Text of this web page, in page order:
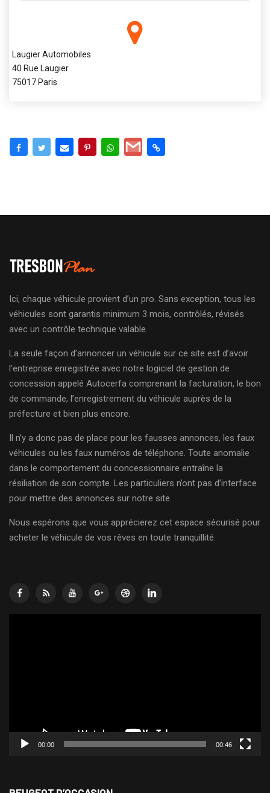
Laugier Automobiles
40 Rue Laugier
75017 Paris
Ici, chaque véhicule provient d’un pro. Sans exception, tous les
véhicules sont garantis minimum 3 mois, contrôlés, révisés
avec un contrôle technique valable.
La seule façon d’annoncer un véhicule sur ce site est d’avoir
l’entreprise enregistrée avec notre logiciel de gestion de
concession appelé Autocerfa comprenant la facturation, le bon
de commande, l’enregistrement du véhicule auprès de la
préfecture et bien plus encore.
Il n’y a donc pas de place pour les fausses annonces, les faux
véhicules ou les faux numéros de téléphone. Toute anomalie
dans le comportement du concessionnaire entraîne la
résiliation de son compte. Les particuliers n’ont pas d’interface
pour mettre des annonces sur notre site.
Nous espérons que vous apprécierez cet espace sécurisé pour
acheter le véhicule de vos rêves en toute tranquillité.
00:00 00:46